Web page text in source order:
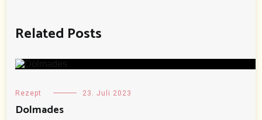
Related Posts
Rezept 23. Juli 2023
Dolmades